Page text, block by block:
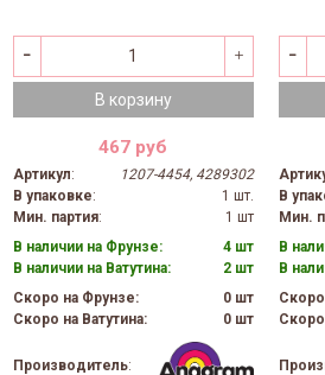
В корзину
467 руб
Артикул:
1207-4454, 4289302
В упаковке:
1 шт.
Мин. партия:
1 шт
В наличии на Фрунзе:
4 шт
В наличии на Ватутина:
2 шт
Скоро на Фрунзе:
0 шт
Скоро на Ватутина:
0 шт
Производитель:
В
Мин.
В
В
Скоро